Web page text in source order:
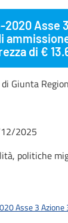
2020
di €
Giunta
2025
politiche
Asse 3 Azione